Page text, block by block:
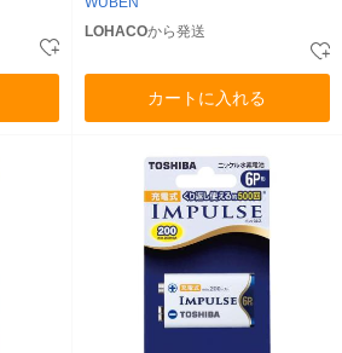
LOHACOから発送
カートに入れる